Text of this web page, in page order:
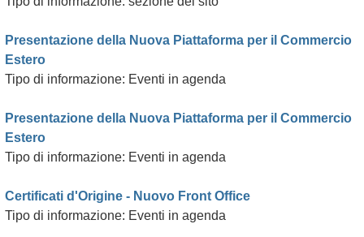
Presentazione della Nuova Piattaforma per il Commercio
Estero
Tipo di informazione: Eventi in agenda
Presentazione della Nuova Piattaforma per il Commercio
Estero
Tipo di informazione: Eventi in agenda
Certificati d'Origine - Nuovo Front Office
Tipo di informazione: Eventi in agenda